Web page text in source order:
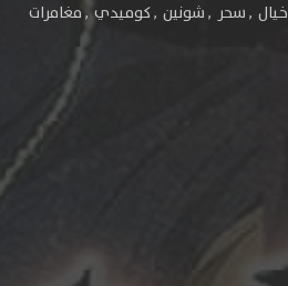
خيال ,سحر ,شونين ,كوميدي ,مغامرات